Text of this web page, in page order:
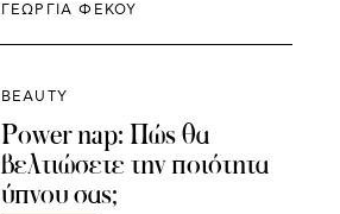
ΓΕΩΡΓΙΑ ΦΕΚΟΥ
BEAUTY
Power nap: Πώς θα
βελτιώσετε την ποιότητα
ύπνου σας;